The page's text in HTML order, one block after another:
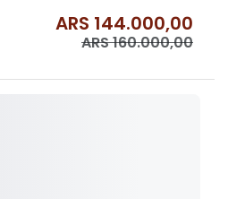
ARS 144.000,00
ARS160.000,00